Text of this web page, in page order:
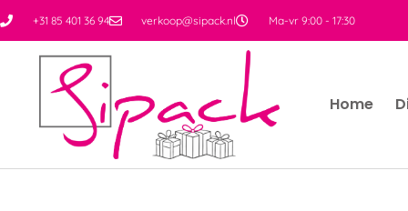
+31 85 401 36 94 verkoop@sipack.nl Ma-vr 9:00 - 17:30
Home